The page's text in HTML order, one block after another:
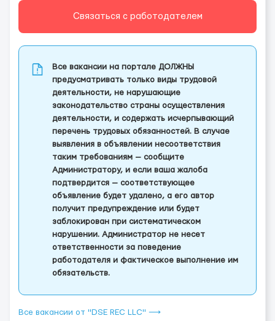
Связаться с работодателем
Все вакансии на портале ДОЛЖНЫ
предусматривать только виды трудовой
деятельности, не нарушающие
законодательство страны осуществления
деятельности, и содержать исчерпывающий
перечень трудовых обязанностей. В случае
выявления в объявлении несоответствия
таким требованиям — сообщите
Администратору, и если ваша жалоба
подтвердится — соответствующее
объявление будет удалено, а его автор
получит предупреждение или будет
заблокирован при систематическом
нарушении. Администратор не несет
ответственности за поведение
работодателя и фактическое выполнение им
обязательств.
Все вакансии от "DSE REC LLC" ⟶